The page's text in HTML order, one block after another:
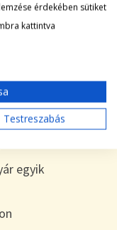
mint
a nyártól
egyik
érdekében sütiket
kattintva
Testreszabás